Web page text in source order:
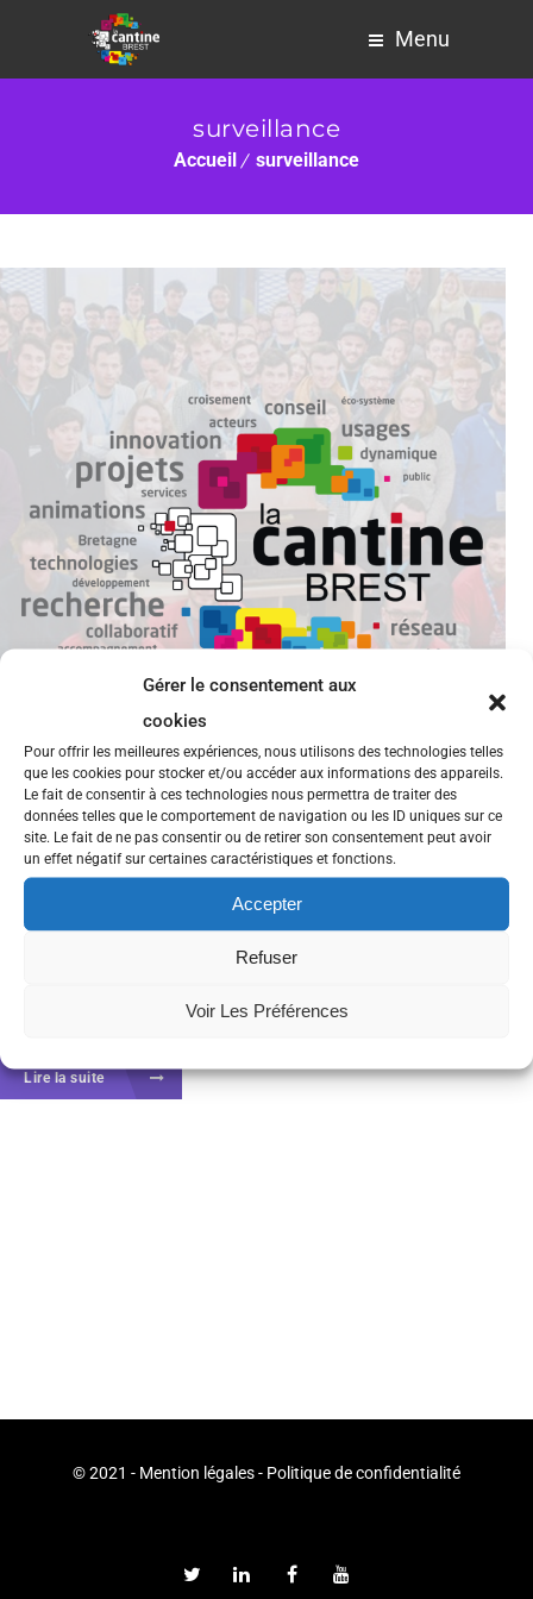
Gérer le consentement aux
cookies
Pour offrir les meilleures expériences, nous utilisons des technologies telles
que les cookies pour stocker et/ou accéder aux informations des appareils.
Le fait de consentir à ces technologies nous permettra de traiter des
données telles que le comportement de navigation ou les ID uniques sur ce
site. Le fait de ne pas consentir ou de retirer son consentement peut avoir
un effet négatif sur certaines caractéristiques et fonctions.
Accepter
Refuser
Voir Les Préférences
Menu
surveillance
Accueil surveillance
4 places à gagner pour le ciné-débat
autour du film "SNOWDEN"
snowden ,surveillance
Lire la suite
© 2021 - Mention légales- Politique de confidentialité